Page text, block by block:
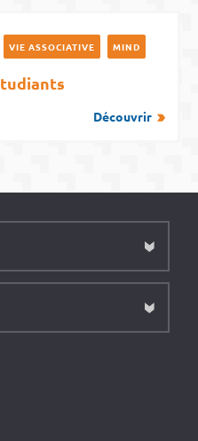
VIE ASSOCIATIVE MIND
Découvrir